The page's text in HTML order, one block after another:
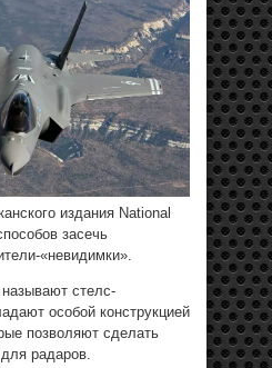
издания National
засечь
«невидимки».
стелс-
особой конструкцией
позволяют сделать
радаров.